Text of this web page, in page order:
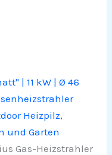
| 11 kW | Ø 46
Heizpilz,
und Garten
Gas-Heizstrahler